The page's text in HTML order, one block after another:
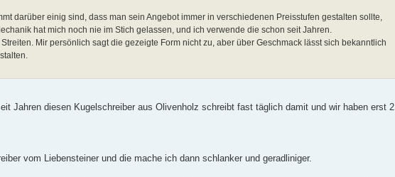
darüber einig sind, dass man sein Angebot immer in verschiedenen Preisstufen gestalten sollte,
hat mich noch nie im Stich gelassen, und ich verwende die schon seit Jahren.
Mir persönlich sagt die gezeigte Form nicht zu, aber über Geschmack lässt sich bekanntlich
Jahren diesen Kugelschreiber aus Olivenholz schreibt fast täglich damit und wir haben erst 2
vom Liebensteiner und die mache ich dann schlanker und geradliniger.